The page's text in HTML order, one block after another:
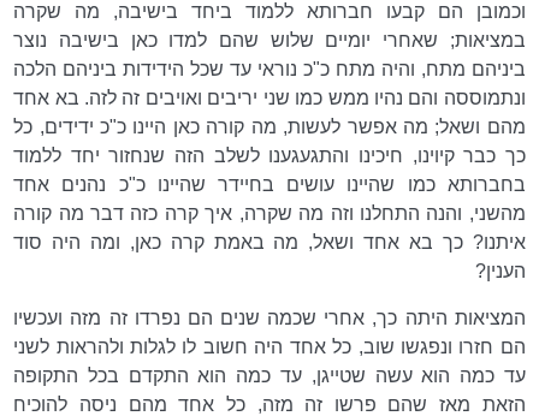
וכמובן הם קבעו חברותא ללמוד ביחד בישיבה, מה שקרה
במציאות; שאחרי יומיים שלוש שהם למדו כאן בישיבה נוצר
ביניהם מתח, והיה מתח כ"כ נוראי עד שכל הידידות ביניהם הלכה
ונתמוססה והם נהיו ממש כמו שני יריבים ואויבים זה לזה. בא אחד
מהם ושאל; מה אפשר לעשות, מה קורה כאן היינו כ"כ ידידים, כל
כך כבר קיוינו, חיכינו והתגעגענו לשלב הזה שנחזור יחד ללמוד
בחברותא כמו שהיינו עושים בחיידר שהיינו כ"כ נהנים אחד
מהשני, והנה התחלנו וזה מה שקרה, איך קרה כזה דבר מה קורה
איתנו? כך בא אחד ושאל, מה באמת קרה כאן, ומה היה סוד
הענין?
המציאות היתה כך, אחרי שכמה שנים הם נפרדו זה מזה ועכשיו
הם חזרו ונפגשו שוב, כל אחד היה חשוב לו לגלות ולהראות לשני
עד כמה הוא עשה שטייגן, עד כמה הוא התקדם בכל התקופה
הזאת מאז שהם פרשו זה מזה, כל אחד מהם ניסה להוכיח